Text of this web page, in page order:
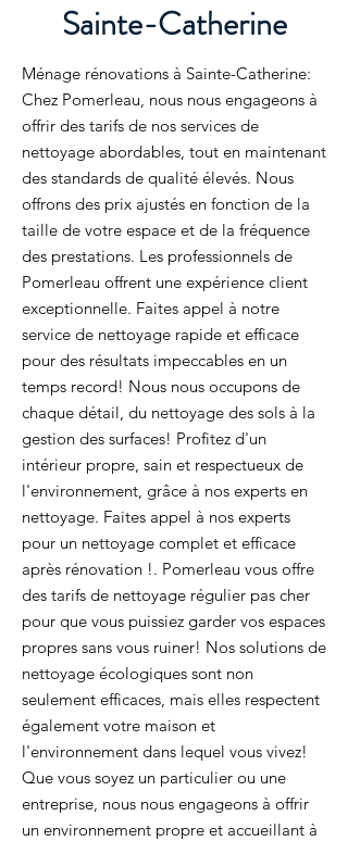
Sainte-Catherine
Ménage rénovations à Sainte-Catherine:
Chez Pomerleau, nous nous engageons à
offrir des tarifs de nos services de
nettoyage abordables, tout en maintenant
des standards de qualité élevés. Nous
offrons des prix ajustés en fonction de la
taille de votre espace et de la fréquence
des prestations. Les professionnels de
Pomerleau offrent une expérience client
exceptionnelle. Faites appel à notre
service de nettoyage rapide et efficace
pour des résultats impeccables en un
temps record! Nous nous occupons de
chaque détail, du nettoyage des sols à la
gestion des surfaces! Profitez d'un
intérieur propre, sain et respectueux de
l'environnement, grâce à nos experts en
nettoyage. Faites appel à nos experts
pour un nettoyage complet et efficace
après rénovation !. Pomerleau vous offre
des tarifs de nettoyage régulier pas cher
pour que vous puissiez garder vos espaces
propres sans vous ruiner! Nos solutions de
nettoyage écologiques sont non
seulement efficaces, mais elles respectent
également votre maison et
l'environnement dans lequel vous vivez!
Que vous soyez un particulier ou une
entreprise, nous nous engageons à offrir
un environnement propre et accueillant à